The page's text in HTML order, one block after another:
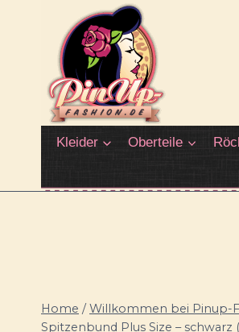
springen
Kleider Oberteile
Home / Willkommen bei Pinup-
Spitzenbund Plus Size –